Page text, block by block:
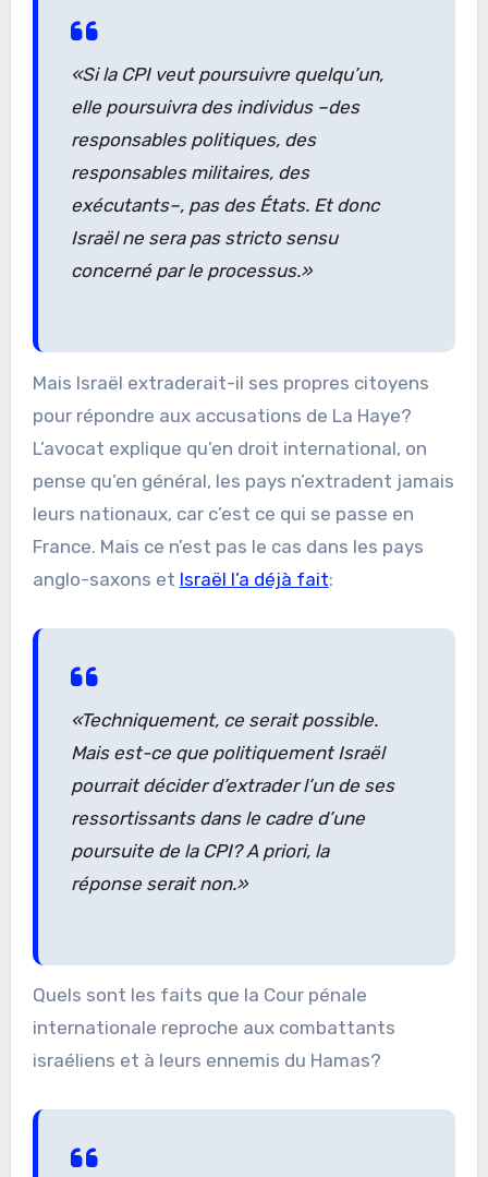
«Si la CPI veut poursuivre quelqu’un,
elle poursuivra des individus –des
responsables politiques, des
responsables militaires, des
exécutants–, pas des États. Et donc
Israël ne sera pas stricto sensu
concerné par le processus.»
Mais Israël extraderait-il ses propres citoyens
pour répondre aux accusations de La Haye?
L’avocat explique qu’en droit international, on
pense qu’en général, les pays n’extradent jamais
leurs nationaux, car c’est ce qui se passe en
France. Mais ce n’est pas le cas dans les pays
anglo-saxons et Israël l’a déjà fait:
«Techniquement, ce serait possible.
Mais est-ce que politiquement Israël
pourrait décider d’extrader l’un de ses
ressortissants dans le cadre d’une
poursuite de la CPI? A priori, la
réponse serait non.»
Quels sont les faits que la Cour pénale
internationale reproche aux combattants
israéliens et à leurs ennemis du Hamas?